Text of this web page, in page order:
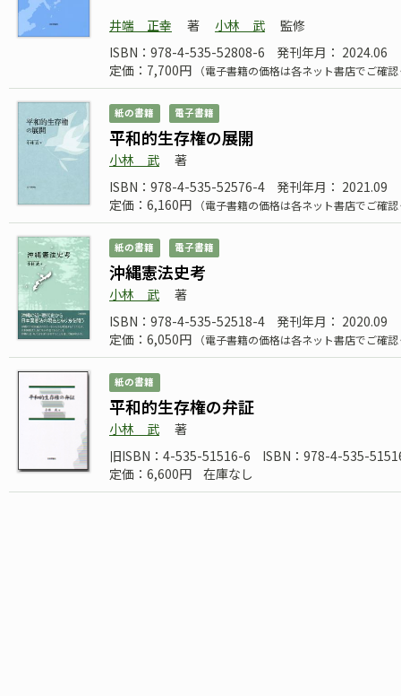
井端 正幸 著 小林 武
監修
ISBN：978-4-535-52808-6
発刊年月： 2024.06
定価：7,700円
（電子書籍の価格は各ネット書店でご確
紙の書籍 電子書籍
平和的生存権の展開
小林 武
著
ISBN：978-4-535-52576-4
発刊年月： 2021.09
定価：6,160円
（電子書籍の価格は各ネット書店でご確
紙の書籍 電子書籍
沖縄憲法史考
小林 武
著
ISBN：978-4-535-52518-4
発刊年月： 2020.09
定価：6,050円
（電子書籍の価格は各ネット書店でご確
紙の書籍
平和的生存権の弁証
小林 武
著
旧ISBN：4-535-51516-6
ISBN：978-4-535-
定価：6,600円
在庫なし